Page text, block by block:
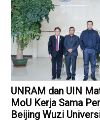
UNRAM dan UIN
MoU Kerja Sama
Beijing Wuzi